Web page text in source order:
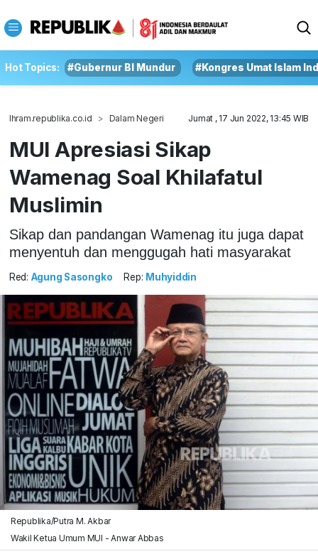
Hot Topics: #Gubernur BI Mundur #Kongres Umat Islam
Ihram.republika.co.id Dalam Negeri Jumat , 17 Jun 2022, 13:45 WIB
MUI Apresiasi Sikap
Wamenag Soal Khilafatul
Muslimin
Sikap dan pandangan Wamenag itu juga dapat
menyentuh dan menggugah hati masyarakat
Red: Agung Sasongko Rep: Muhyiddin
Republika/Putra M. Akbar
Wakil Ketua Umum MUI - Anwar Abbas